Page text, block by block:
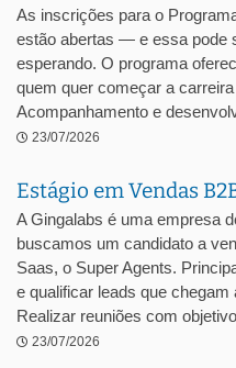
As inscrições para o
estão abertas — e essa pode
esperando. O programa
quem quer começar a
Acompanhamento e
23/07/2026
Estágio em Vendas
A Gingalabs é uma empresa
buscamos um candidato a
Saas, o Super Agents.
e qualificar leads que
Realizar reuniões com
23/07/2026